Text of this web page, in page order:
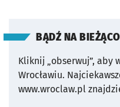
BĄDŹ NA
Kliknij „obserwuj”, aby
Wrocławiu.
www.wroclaw.pl